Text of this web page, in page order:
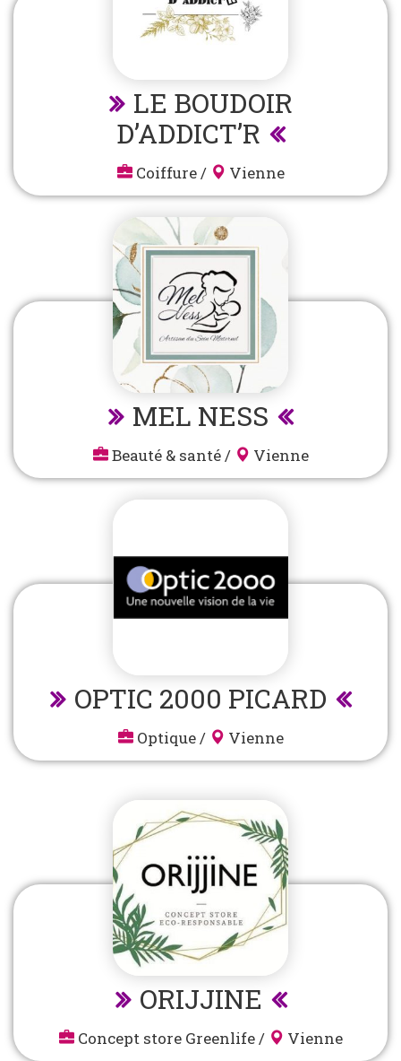
LE BOUDOIR
D’ADDICT’R
Coiffure/ Vienne
MEL NESS
Beauté & santé/ Vienne
OPTIC 2000 PICARD
Optique/ Vienne
ORIJJINE
Concept store Greenlife/ Vienne